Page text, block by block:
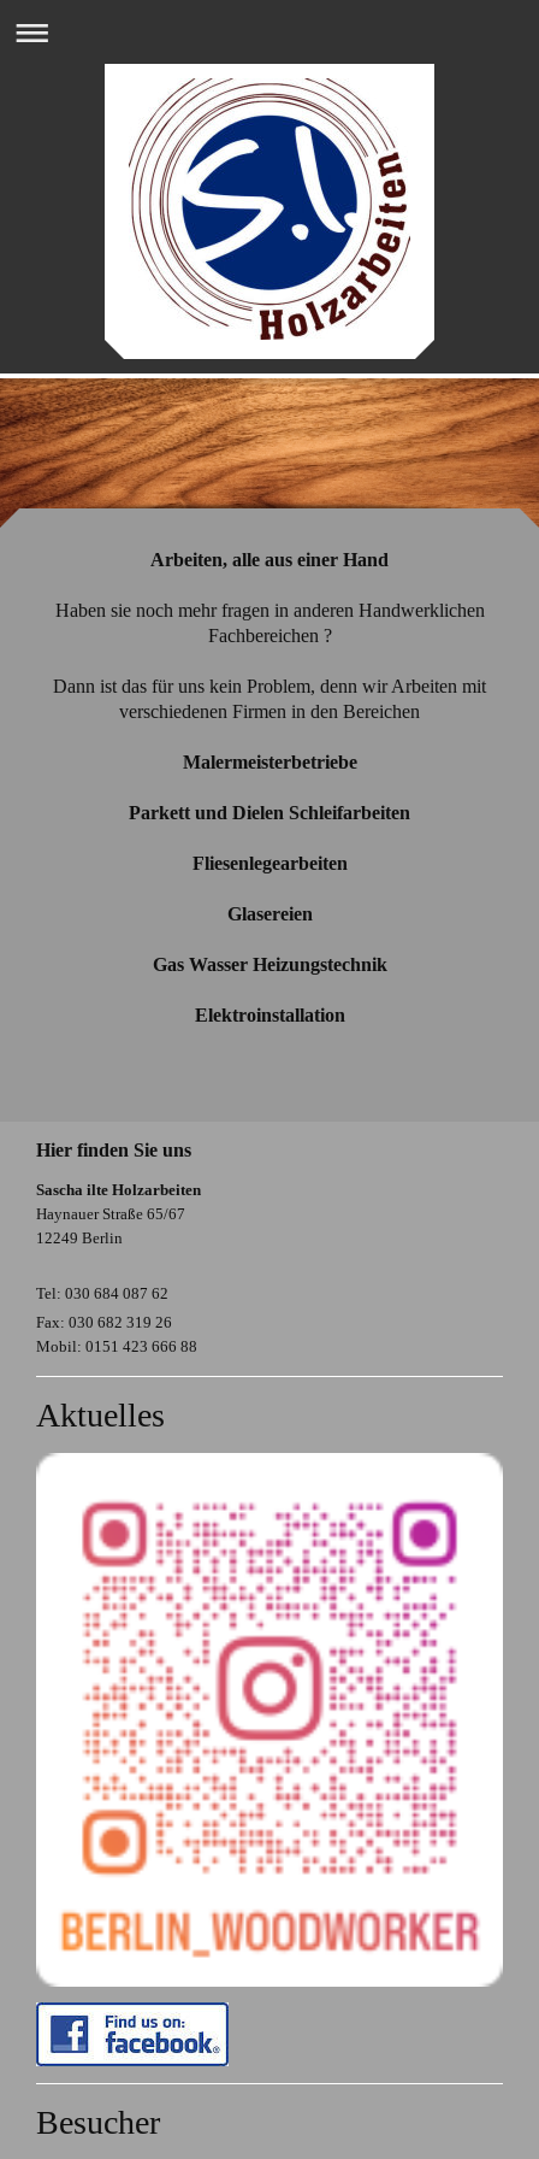
Arbeiten, alle aus einer Hand
Haben sie noch mehr fragen in anderen Handwerklichen
Fachbereichen ?
Dann ist das für uns kein Problem, denn wir Arbeiten mit
verschiedenen Firmen in den Bereichen
Malermeisterbetriebe
Parkett und Dielen Schleifarbeiten
Fliesenlegearbeiten
Glasereien
Gas Wasser Heizungstechnik
Elektroinstallation
Hier finden Sie uns
Sascha ilte Holzarbeiten
Haynauer Straße 65/67
12249 Berlin
Tel: 030 684 087 62
Fax: 030 682 319 26
Mobil: 0151 423 666 88
Aktuelles
Besucher